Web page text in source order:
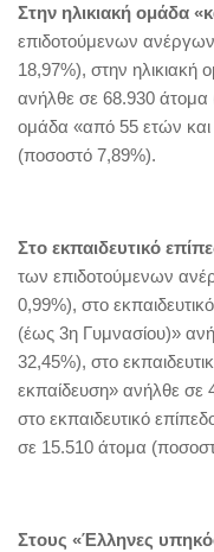
Στην ηλικιακή ομάδα
επιδοτούμενων
18,97%), στην
ανήλθε σε 68.930 άτομα
ομάδα «από 55 ετών
(ποσοστό 7,89%).
Στο εκπαιδευτικό
των επιδοτούμενων
0,99%), στο
(έως 3η Γυμνασίου)»
32,45%), στο
εκπαίδευση» ανήλθε σε
στο εκπαιδευτικό
σε 15.510 άτομα
Στους «Έλληνες